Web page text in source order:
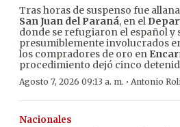
Tras horas de suspenso fue
San Juan del Paraná, en el
donde se refugiaron el español y
presumiblemente involucrados
los compradores de oro en
procedimiento dejó cinco
Agosto 7, 2026 09:13 a. m. · Antonio
Nacionales